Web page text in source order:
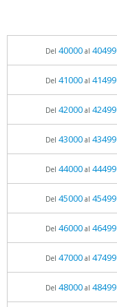
Del 40000al 40499
Del 41000al 41499
Del 42000al 42499
Del 43000al 43499
Del 44000al 44499
Del 45000al 45499
Del 46000al 46499
Del 47000al 47499
Del 48000al 48499